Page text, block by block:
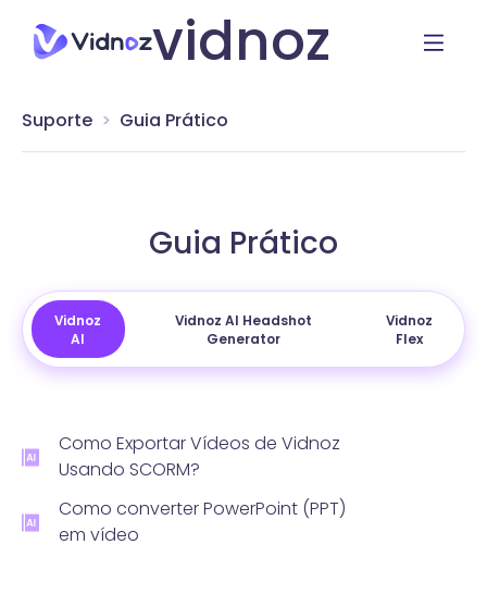
vidnoz
Suporte Guia Prático
Guia Prático
Vidnoz
AI
Vidnoz AI Headshot
Generator
Vidnoz
Flex
Como Exportar Vídeos de Vidnoz
Usando SCORM?
Como converter PowerPoint (PPT)
em vídeo